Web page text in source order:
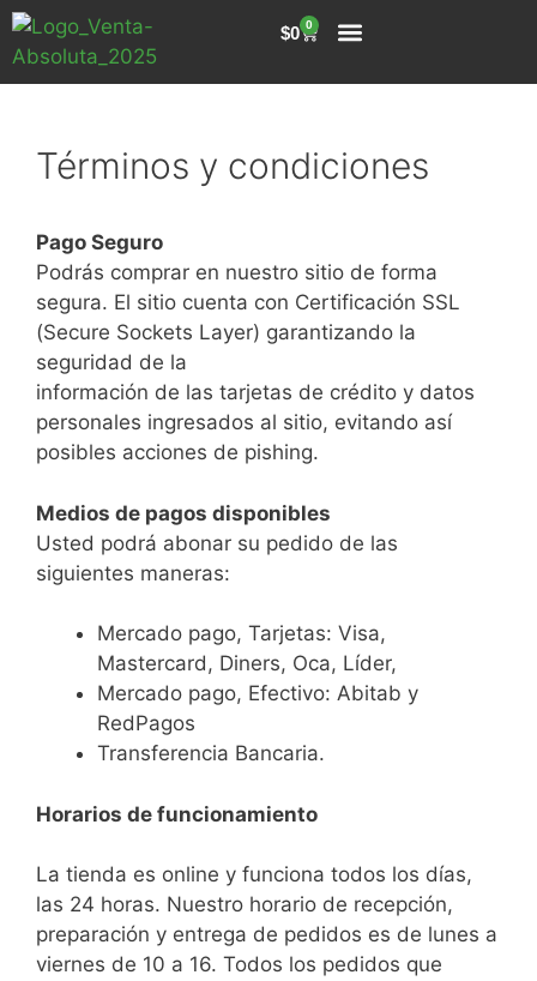
0 0
Términos y condiciones
Pago Seguro
Podrás comprar en nuestro sitio de forma
segura. El sitio cuenta con Certificación SSL
(Secure Sockets Layer) garantizando la
seguridad de la
información de las tarjetas de crédito y datos
personales ingresados al sitio, evitando así
posibles acciones de pishing.
Medios de pagos disponibles
Usted podrá abonar su pedido de las
siguientes maneras:
Mercado pago, Tarjetas: Visa,
Mastercard, Diners, Oca, Líder,
Mercado pago, Efectivo: Abitab y
RedPagos
Transferencia Bancaria.
Horarios de funcionamiento
La tienda es online y funciona todos los días,
las 24 horas. Nuestro horario de recepción,
preparación y entrega de pedidos es de lunes a
viernes de 10 a 16. Todos los pedidos que